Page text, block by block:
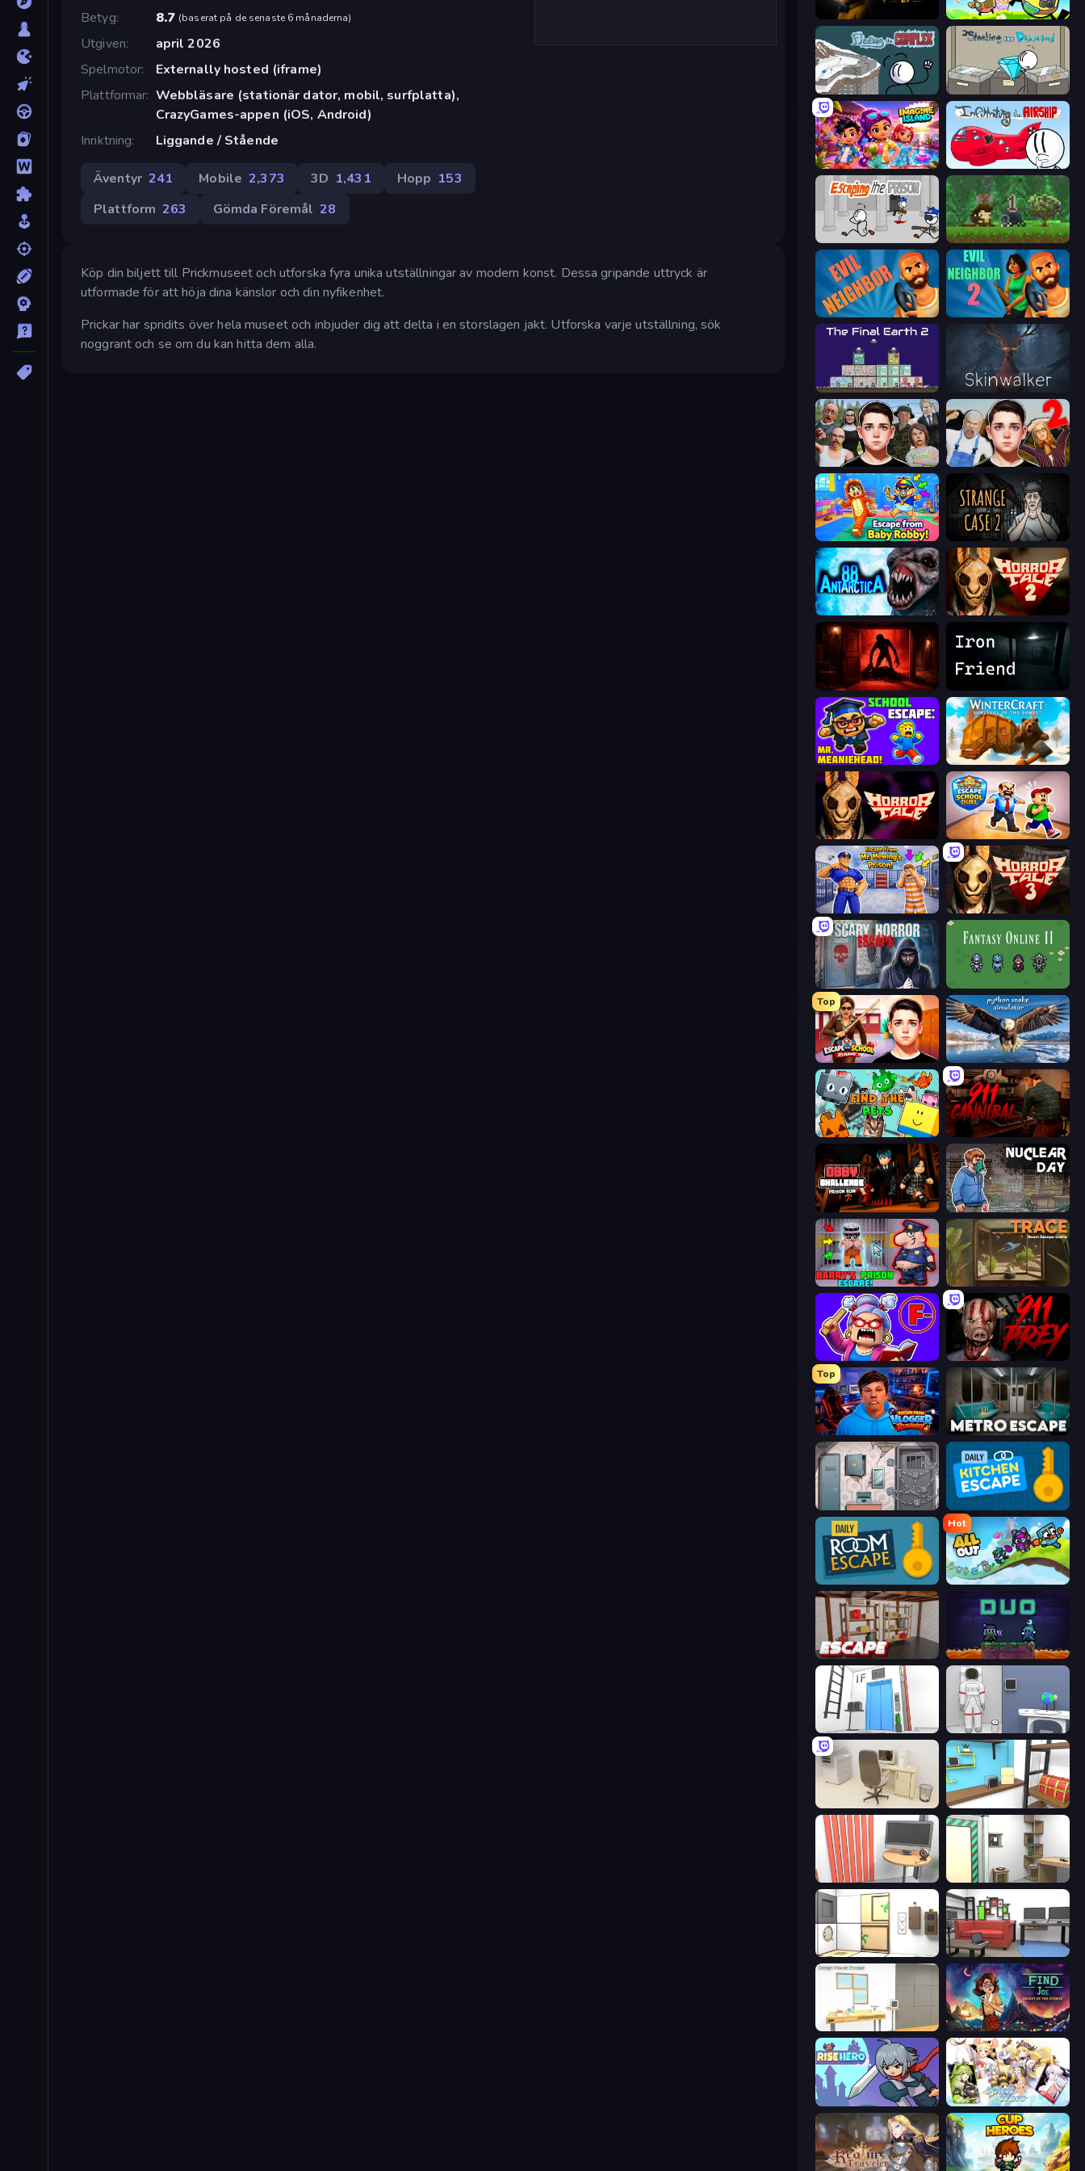
Betyg
8.7 (baserat på de senaste 6 månaderna)
Utgiven
april 2026
Spelmotor
Externally hosted (iframe)
Plattformar Webbläsare (stationär dator, mobil, surfplatta),
CrazyGames-appen (iOS, Android)
Inriktning
Liggande / Stående
Äventyr 241 Mobile 2,373 3D 1,431 Hopp 153
Plattform 263 Gömda Föremål 28
Köp din biljett till Prickmuseet och utforska fyra unika utställningar av modern konst. Dessa gripande uttryck är
utformade för att höja dina känslor och din nyfikenhet.
Prickar har spridits över hela museet och inbjuder dig att delta i en storslagen jakt. Utforska varje utställning, sök
noggrant och se om du kan hitta dem alla.
The Cat in Yellow Duck Life: Adventure (Demo)
Fleeing the Complex Stealing the Diamond
Imagine Island Infiltrating the Airship
Escaping the Prison Aground
Evil Neighbor Evil Neighbor 2
The Final Earth 2 Skinwalker
Schoolboy Escape: Runaway Schoolboy Escape 2
Escape From Baby Robby! Escape Room: Strange Case 2
Antarctica 88
Doors Castle
WinterCraft: Survival in the Forest
Horror Tale Escape School Duel
Escape From Mr.Meawing's Prison!
Scary Horror Escape Room
Top
Escape from School: Runaway Python Snake Simulator
Find The Pets 911: Cannibal
Obby Challenge: Prison Run Nuclear Day
Barry's Prison Escape! TRACE
911: Prey
Top
Escape from Vlogger: Runaway Metro Escape
Cube Stories: Escape Daily Kitchen Escape
Daily Room Escape
Hot
All Out
Kitchen Escape Duo
Elevator Room Escape Space Museum Escape
House Escape: Office Game Cafe Escape
Computer Office Escape Machine Room Escape
Puzzle Room Escape Video Studio Escape
Design House Escape Find Joe: Secret of The Stones
Rise Hero Spirit Wars